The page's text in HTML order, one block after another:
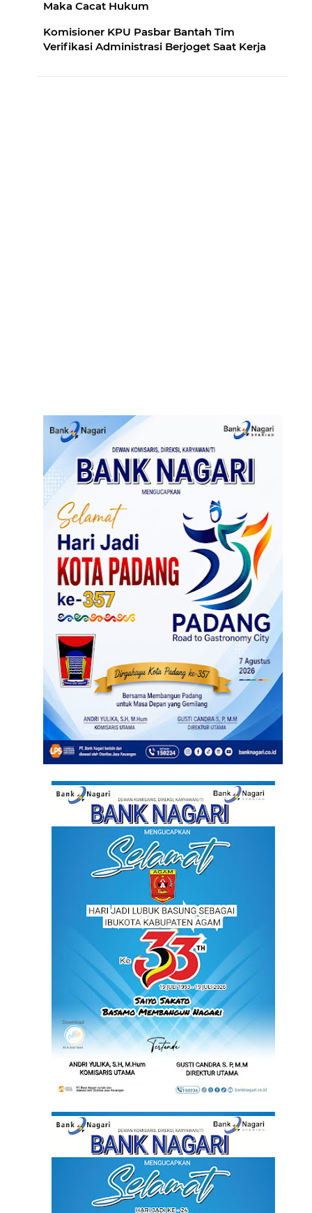
Maka Cacat Hukum
Komisioner KPU Pasbar Bantah Tim
Verifikasi Administrasi Berjoget Saat Kerja